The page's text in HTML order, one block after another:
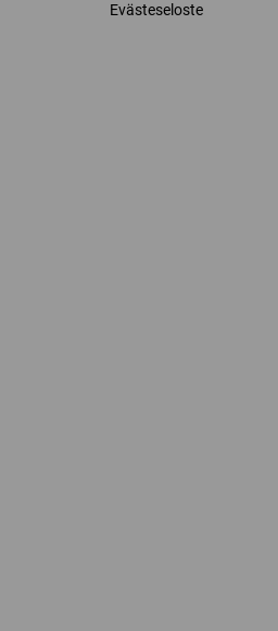
Evästeseloste